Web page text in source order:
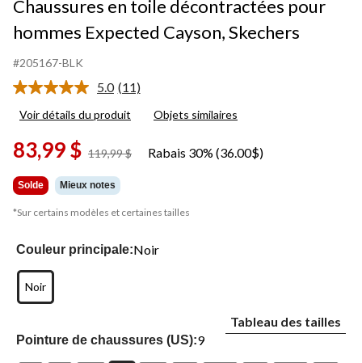
Chaussures en toile décontractées pour
hommes Expected Cayson, Skechers
#205167-BLK
5.0 Lire
11
vers
même
page.
(11)
Voir détails du produit Objets similaires
83,99 $ 119,99 $
prixRabais 30% (36.00$)
Solde Mieux notes
*Sur certains modèles et certaines tailles
Couleur principale:Noir
Noir
Pointure de chaussures (US):9
Tableau des tailles